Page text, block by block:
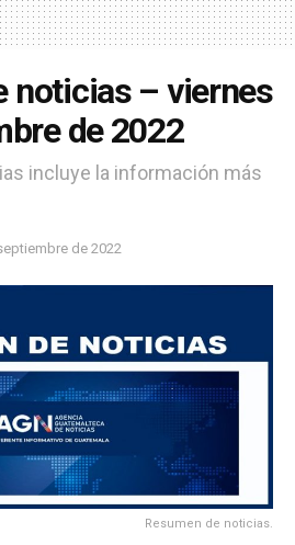
noticias – viernes
de 2022
incluye la información más
de 2022
Resumen de noticias.